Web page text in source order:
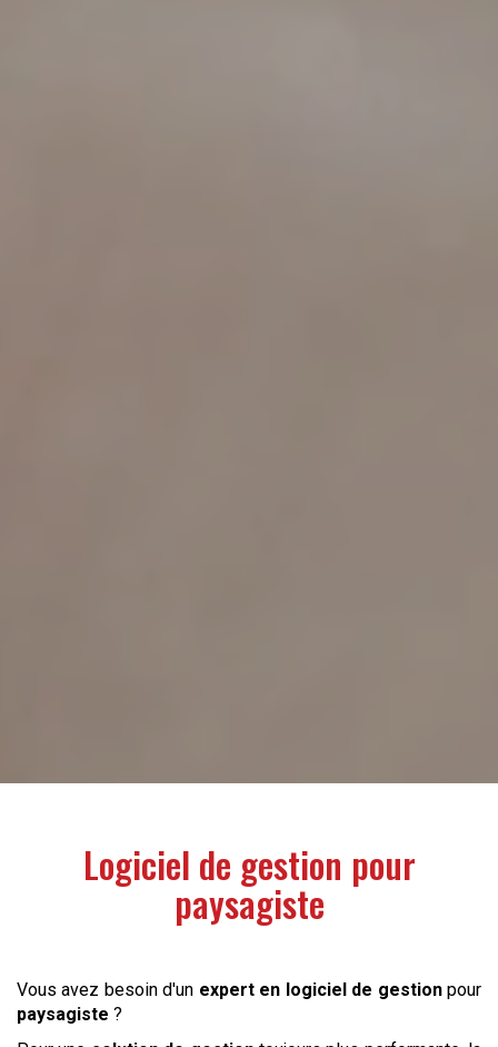
Logiciel de gestion pour
paysagiste
Vous avez besoin d'un expert en logiciel de gestionpour
paysagiste ?